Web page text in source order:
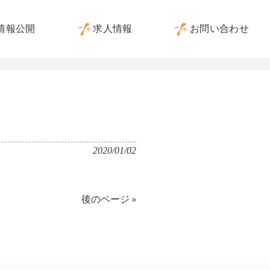
報公開 求人情報 お問い合わせ
2020/01/02
後のページ »